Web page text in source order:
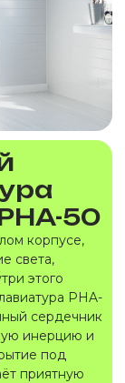
50
корпусе,
света,
этого
PHA-
сердечник
инерцию и
под
приятную